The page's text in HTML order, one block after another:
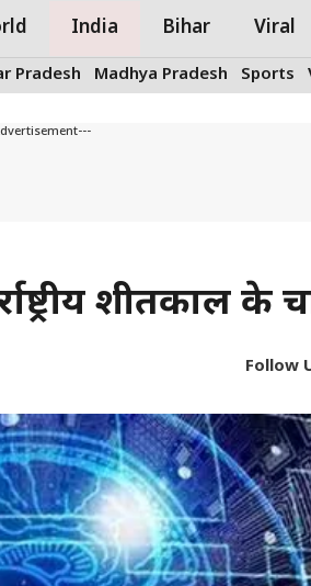
India Bihar Viral
Pradesh Madhya Pradesh Sports
शीतकाल के
Follow